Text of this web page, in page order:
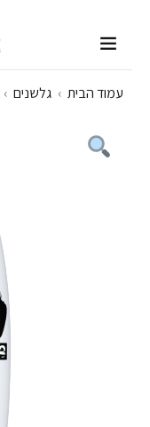
עמוד הבית › גלשנים ›